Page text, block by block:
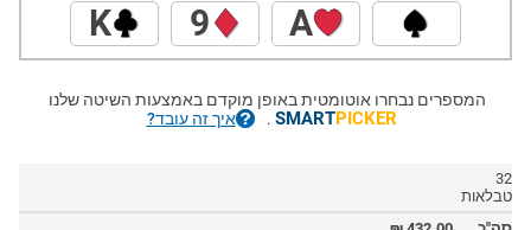
A
9
K
המספרים נבחרו אוטומטית באופן מוקדם באמצעות השיטה שלנו
SMARTPICKER
. איך זה עובד?
32
טבלאות